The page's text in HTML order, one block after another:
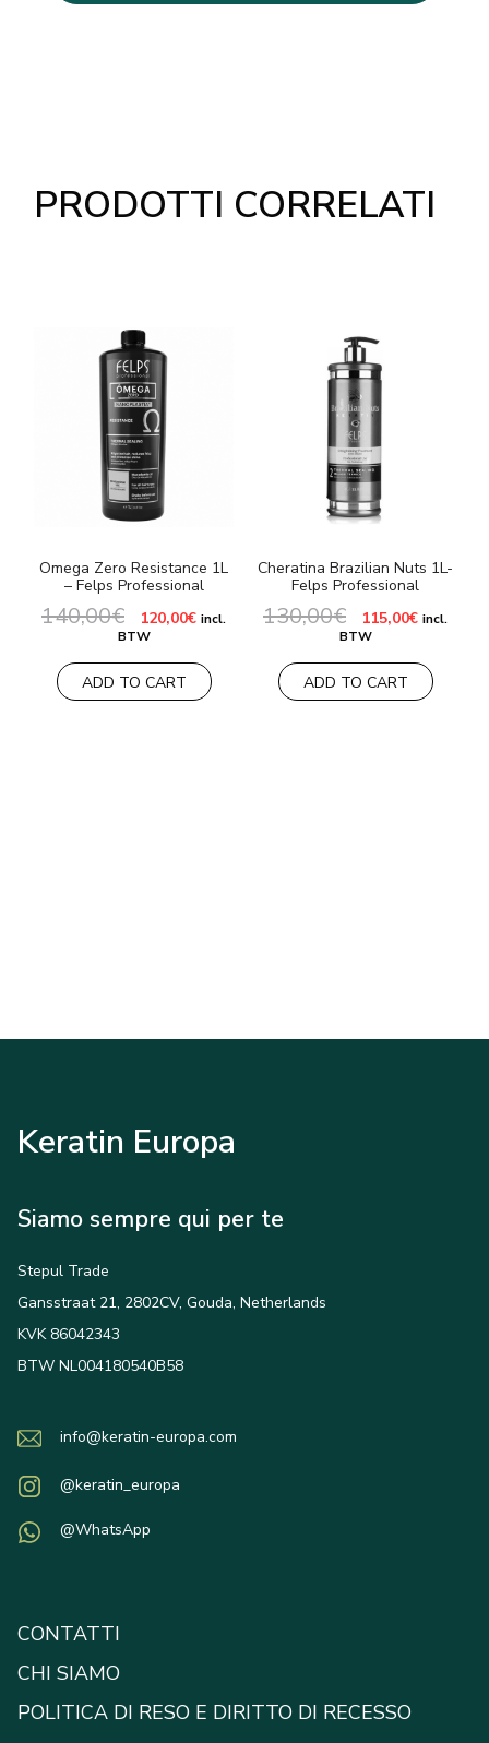
PRODOTTI CORRELATI
Omega Zero Resistance 1L
– Felps Professional
140,00€ Il
prezzo
originale
era:
140,00€.
120,00€Il
è:
120,00€.
incl.
BTW
ADD TO CART
Cheratina Brazilian Nuts 1L-
Felps Professional
130,00€ Il
prezzo
originale
era:
130,00€.
115,00€Il
è:
115,00€.
incl.
BTW
ADD TO CART
Keratin Europa
Siamo sempre qui per te
Stepul Trade
Gansstraat 21, 2802CV, Gouda, Netherlands
KVK 86042343
BTW NL004180540B58
info@keratin-europa.com
@keratin_europa
@WhatsApp
CONTATTI
CHI SIAMO
POLITICA DI RESO E DIRITTO DI RECESSO